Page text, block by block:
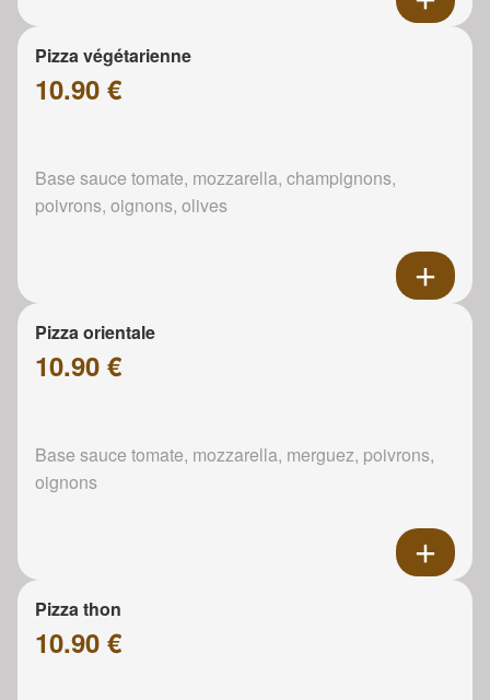
Pizza végétarienne
10.90 €
Base sauce tomate, mozzarella, champignons,
poivrons, oignons, olives
Pizza orientale
10.90 €
Base sauce tomate, mozzarella, merguez, poivrons,
oignons
Pizza thon
10.90 €